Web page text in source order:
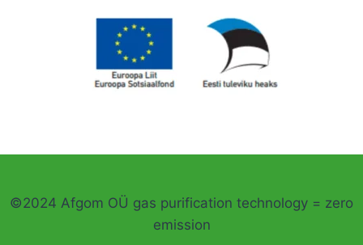
©2024 Afgom OÜ gas purification technology = zero
emission